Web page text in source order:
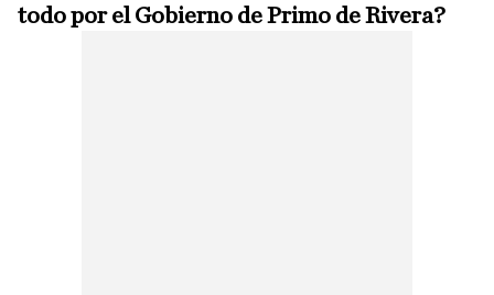
todo por el Gobierno de Primo de Rivera?